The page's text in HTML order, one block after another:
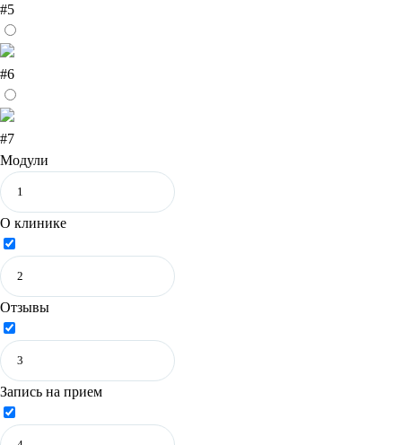
#5
#6
#7
Модули
О клинике
Отзывы
Запись на прием